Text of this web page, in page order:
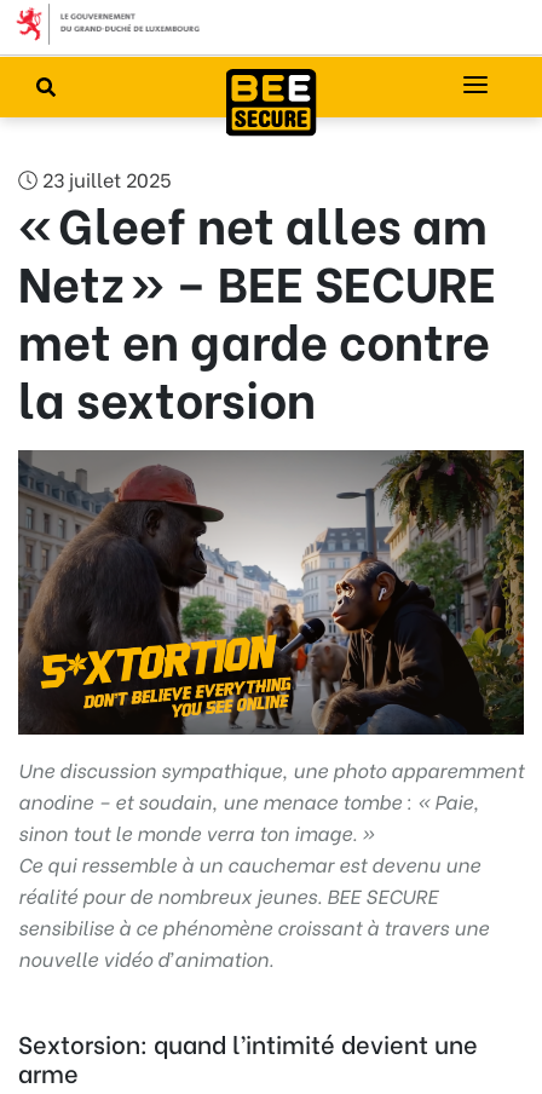
23 juillet 2025
« Gleef net alles am
Netz » – BEE SECURE
met en garde contre
la sextorsion
Une discussion sympathique, une photo apparemment
anodine – et soudain, une menace tombe : « Paie,
sinon tout le monde verra ton image. »
Ce qui ressemble à un cauchemar est devenu une
réalité pour de nombreux jeunes. BEE SECURE
sensibilise à ce phénomène croissant à travers une
nouvelle vidéo d’animation.
Sextorsion: quand l’intimité devient une
arme